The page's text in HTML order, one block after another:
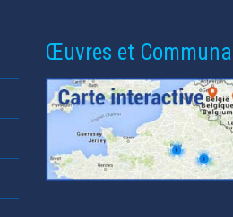
Œuvres et